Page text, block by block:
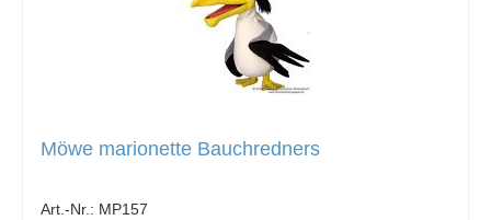
Möwe marionette Bauchredners
Art.-Nr.: MP157